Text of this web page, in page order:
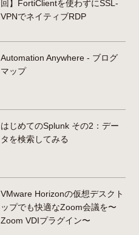
回】FortiClientを使わずにSSL-
VPNでネイティブRDP
Automation Anywhere - ブログ
マップ
はじめてのSplunk その2：デー
タを検索してみる
VMware Horizonの仮想デスクト
ップでも快適なZoom会議を〜
Zoom VDIプラグイン〜